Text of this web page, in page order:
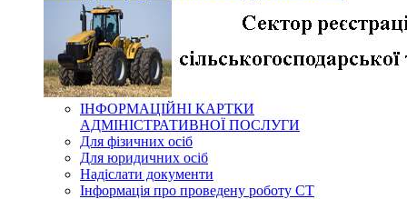
ІНФОРМАЦІЙНІ КАРТКИ
АДМІНІСТРАТИВНОЇ ПОСЛУГИ
Для фізичних осіб
Для юридичних осіб
Надіслати документи
Інформація про проведену роботу СТ